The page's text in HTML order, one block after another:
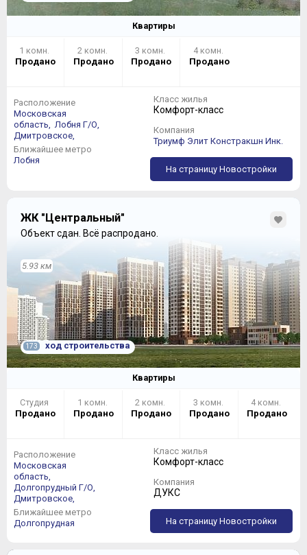
Квартиры
1 комн.
Продано
2 комн.
Продано
3 комн.
Продано
4 комн.
Продано
Расположение
Московская
область, Лобня Г/О,
Дмитровское,
Ближайшее метро
Лобня
Класс жилья
Комфорт-класс
Компания
Триумф Элит Констракшн Инк.
На страницу Новостройки
ЖК "Центральный"
Объект сдан. Всё распродано.
5.93 км
173 ход строительства
Квартиры
Студия
Продано
1 комн.
Продано
2 комн.
Продано
3 комн.
Продано
4 комн.
Продано
Расположение
Московская
область,
Долгопрудный Г/О,
Дмитровское,
Ближайшее метро
Долгопрудная
Класс жилья
Комфорт-класс
Компания
ДУКС
На страницу Новостройки